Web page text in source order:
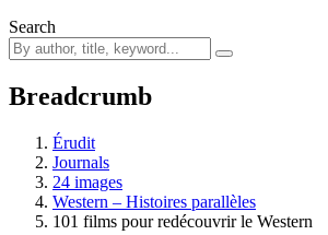
Search
Breadcrumb
Érudit
Journals
24 images
Western – Histoires parallèles
101 films pour redécouvrir le Western